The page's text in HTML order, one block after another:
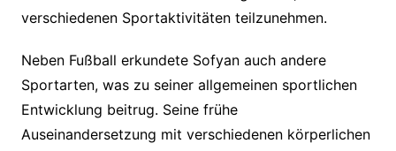
verschiedenen Sportaktivitäten teilzunehmen.
Neben Fußball erkundete Sofyan auch andere
Sportarten, was zu seiner allgemeinen sportlichen
Entwicklung beitrug. Seine frühe
Auseinandersetzung mit verschiedenen körperlichen